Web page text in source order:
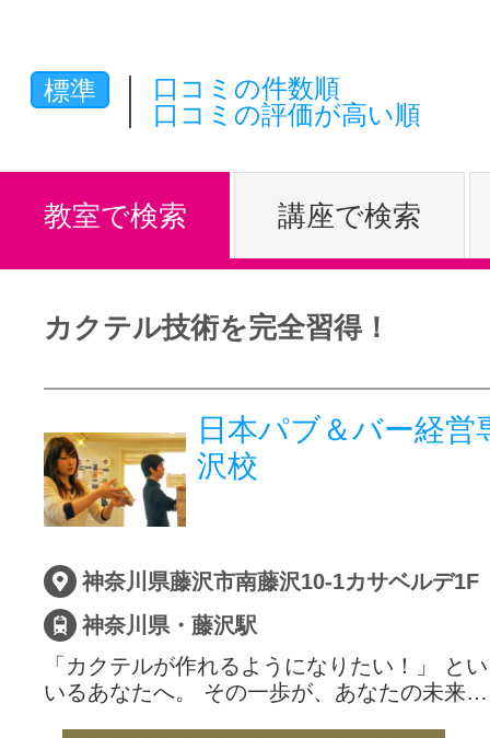
体験レッス
やりたいこ
特集をみる
グッドスク
サイトマッ
標準
口コミの件数順
口コミの評価が高い順
教室で検索 講座で検索
カクテル技術を完全習得！
日本パブ＆バー経営
沢校
神奈川県藤沢市南藤沢10-1カサベルデ1F
神奈川県・藤沢駅
「カクテルが作れるようになりたい！」 と
いるあなたへ。 その一歩が、あなたの未来…